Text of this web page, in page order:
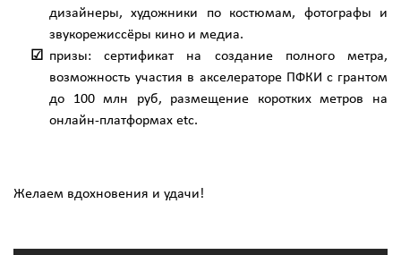
дизайнеры, художники по костюмам, фотографы и
звукорежиссёры кино и медиа.
призы: сертификат на создание полного метра,
возможность участия в акселераторе ПФКИ с грантом
до 100 млн руб, размещение коротких метров на
онлайн-платформах etc.
Желаем вдохновения и удачи!